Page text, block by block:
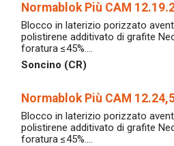
Normablok Più CAM
Blocco in laterizio porizzato
polistirene additivato di grafite
foratura ≤45%.…
Soncino (CR)
Normablok Più CAM
Blocco in laterizio porizzato
polistirene additivato di grafite
foratura ≤45%.…